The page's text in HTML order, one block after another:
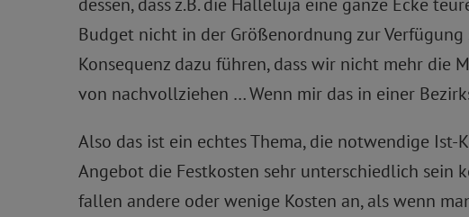
Budget nicht in der Größenordnung zur
Konsequenz dazu führen, dass wir nicht mehr die
von nachvollziehen … Wenn mir das in einer
Also das ist ein echtes Thema, die notwendige
Angebot die Festkosten sehr unterschiedlich sein
fallen andere oder wenige Kosten an, als wenn